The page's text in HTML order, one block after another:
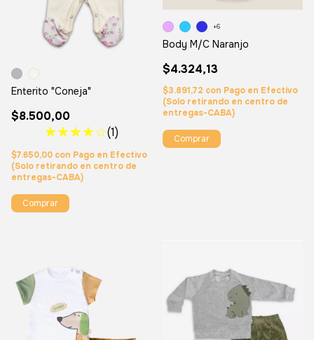
Enterito "Coneja"
$8.500,00
(1)
$7.650,00 con Pago en Efectivo
(Solo retirando en centro de
entregas-CABA)
Comprar
Body M/C Naranjo
$4.324,13
$3.891,72 con Pago en Efectivo
(Solo retirando en centro de
entregas-CABA)
+6
Comprar